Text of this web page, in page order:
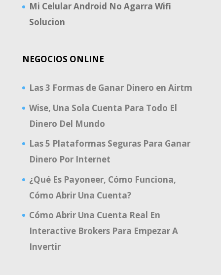
Mi Celular Android No Agarra Wifi
Solucion
NEGOCIOS ONLINE
Las 3 Formas de Ganar Dinero en Airtm
Wise, Una Sola Cuenta Para Todo El
Dinero Del Mundo
Las 5 Plataformas Seguras Para Ganar
Dinero Por Internet
¿Qué Es Payoneer, Cómo Funciona,
Cómo Abrir Una Cuenta?
Cómo Abrir Una Cuenta Real En
Interactive Brokers Para Empezar A
Invertir